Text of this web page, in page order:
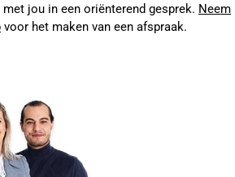
jou in een oriënterend gesprek. Neem
voor het maken van een afspraak.